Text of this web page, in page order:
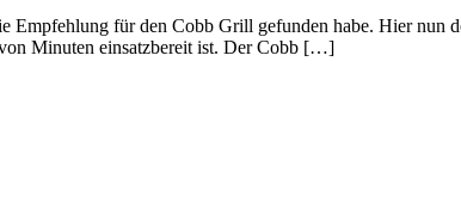
für den Cobb Grill gefunden habe. Hier nun
Minuten einsatzbereit ist. Der Cobb […]